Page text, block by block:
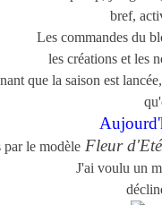
bref,
Les commandes du
les créations et les
que la saison est
par le modèleFleur d'Eté
J'ai voulu un